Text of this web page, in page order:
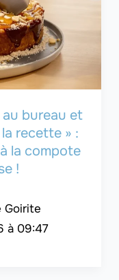
au bureau et
recette » :
la compote
!
Goirite
à 09:47